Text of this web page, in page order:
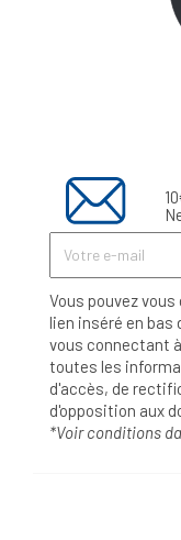
Vous pouvez
lien inséré en bas
vous connectant
toutes les
d'accès, de
d'opposition aux
*Voir conditions